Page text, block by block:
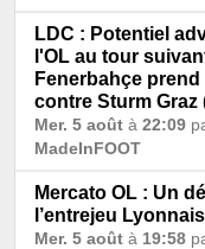
LDC : Potentiel
l'OL au tour
Fenerbahçe
contre Sturm Graz
Mer. 5 août à 22:09
MadeInFOOT
Mercato OL : Un
l’entrejeu Lyonnais
Mer. 5 août à 19:58